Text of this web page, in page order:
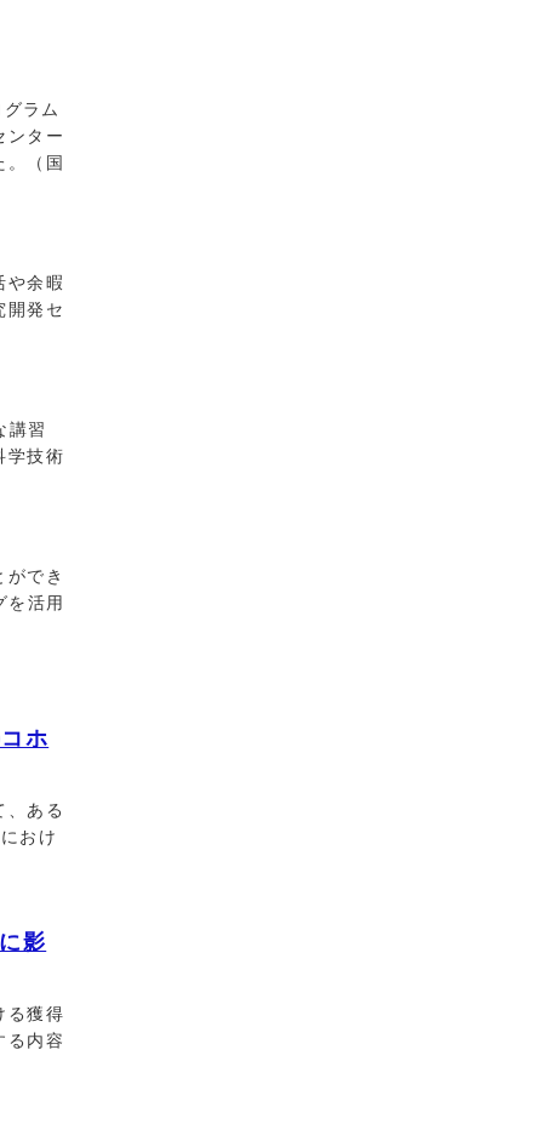
ラム
ンター
。（国
や余暇
開発セ
講習
学技術
でき
を活用
ホ
、ある
おけ
影
る獲得
る内容